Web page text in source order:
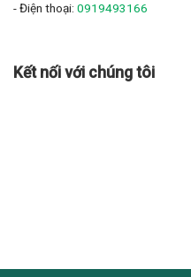
- Điện thoại: 0919493166
Kết nối với chúng tôi